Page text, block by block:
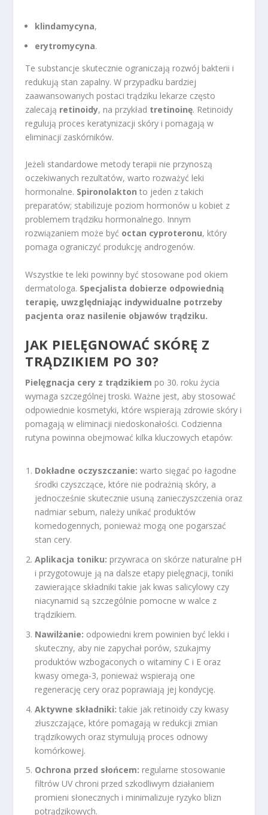
klindamycyna,
erytromycyna.
Te substancje skutecznie ograniczają rozwój bakterii i
redukują stan zapalny. W przypadku bardziej
zaawansowanych postaci trądziku lekarze często
zalecają retinoidy, na przykład tretinoinę. Retinoidy
regulują proces keratynizacji skóry i pomagają w
eliminacji zaskórników.
Jeżeli standardowe metody terapii nie przynoszą
oczekiwanych rezultatów, warto rozważyć leki
hormonalne. Spironolakton to jeden z takich
preparatów; stabilizuje poziom hormonów u kobiet z
problemem trądziku hormonalnego. Innym
rozwiązaniem może być octan cyproteronu, który
pomaga ograniczyć produkcję androgenów.
Wszystkie te leki powinny być stosowane pod okiem
dermatologa. Specjalista dobierze odpowiednią
terapię, uwzględniając indywidualne potrzeby
pacjenta oraz nasilenie objawów trądziku.
JAK PIELĘGNOWAĆ SKÓRĘ Z
TRĄDZIKIEM PO 30?
Pielęgnacja cery z trądzikiem po 30. roku życia
wymaga szczególnej troski. Ważne jest, aby stosować
odpowiednie kosmetyki, które wspierają zdrowie skóry i
pomagają w eliminacji niedoskonałości. Codzienna
rutyna powinna obejmować kilka kluczowych etapów:
Dokładne oczyszczanie: warto sięgać po łagodne
środki czyszczące, które nie podrażnią skóry, a
jednocześnie skutecznie usuną zanieczyszczenia oraz
nadmiar sebum, należy unikać produktów
komedogennych, ponieważ mogą one pogarszać
stan cery.
Aplikacja toniku: przywraca on skórze naturalne pH
i przygotowuje ją na dalsze etapy pielęgnacji, toniki
zawierające składniki takie jak kwas salicylowy czy
niacynamid są szczególnie pomocne w walce z
trądzikiem.
Nawilżanie: odpowiedni krem powinien być lekki i
skuteczny, aby nie zapychał porów, szukajmy
produktów wzbogaconych o witaminy C i E oraz
kwasy omega-3, ponieważ wspierają one
regenerację cery oraz poprawiają jej kondycję.
Aktywne składniki: takie jak retinoidy czy kwasy
złuszczające, które pomagają w redukcji zmian
trądzikowych oraz stymulują proces odnowy
komórkowej.
Ochrona przed słońcem: regularne stosowanie
filtrów UV chroni przed szkodliwym działaniem
promieni słonecznych i minimalizuje ryzyko blizn
potrądzikowych.